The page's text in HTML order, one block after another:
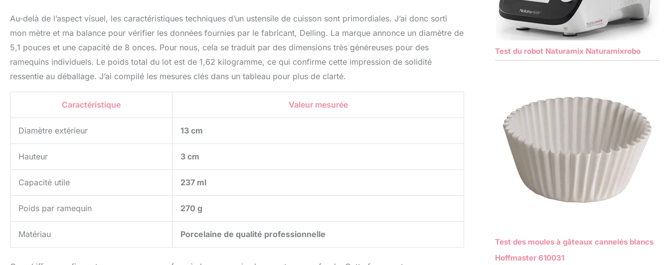
Au-delà de l’aspect visuel, les caractéristiques techniques d’un ustensile de cuisson sont primordiales. J’ai donc sorti
mon mètre et ma balance pour vérifier les données fournies par le fabricant, Delling. La marque annonce un diamètre de
5,1 pouces et une capacité de 8 onces. Pour nous, cela se traduit par des dimensions très généreuses pour des
ramequins individuels. Le poids total du lot est de 1,62 kilogramme, ce qui confirme cette impression de solidité
ressentie au déballage. J’ai compilé les mesures clés dans un tableau pour plus de clarté.
Caractéristique Valeur mesurée
Diamètre extérieur 13 cm
Hauteur 3 cm
Capacité utile 237 ml
Poids par ramequin 270 g
Matériau Porcelaine de qualité professionnelle
Test du robot Naturamix Naturamixrobo
Test des moules à gâteaux cannelés blancs
Hoffmaster 610031